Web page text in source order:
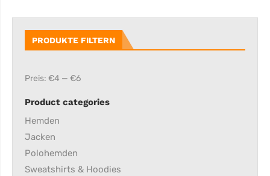
PRODUKTE FILTERN
Preis: €4 — €6
Product categories
Hemden
Jacken
Polohemden
Sweatshirts & Hoodies